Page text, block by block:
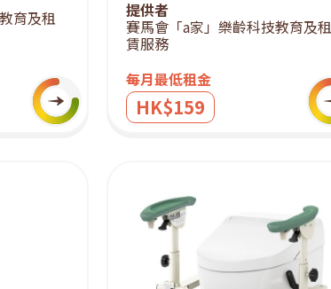
育及租 提供者
賽馬會「a家」樂齡科技教育及租
賃服務
每月最低租金
HK$159